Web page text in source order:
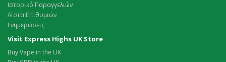
Ιστορικό Παραγγελιών
Λίστα Επιθυμιών
Ενημερώσεις
Visit Express Highs UK Store
Buy Vape in the UK